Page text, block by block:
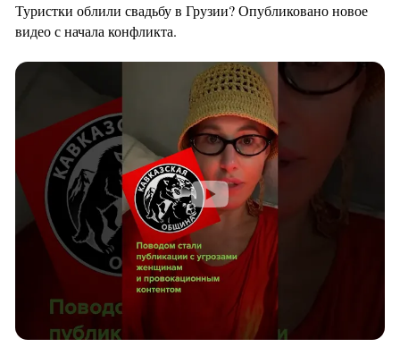
Туристки облили свадьбу в Грузии? Опубликовано новое
видео с начала конфликта.